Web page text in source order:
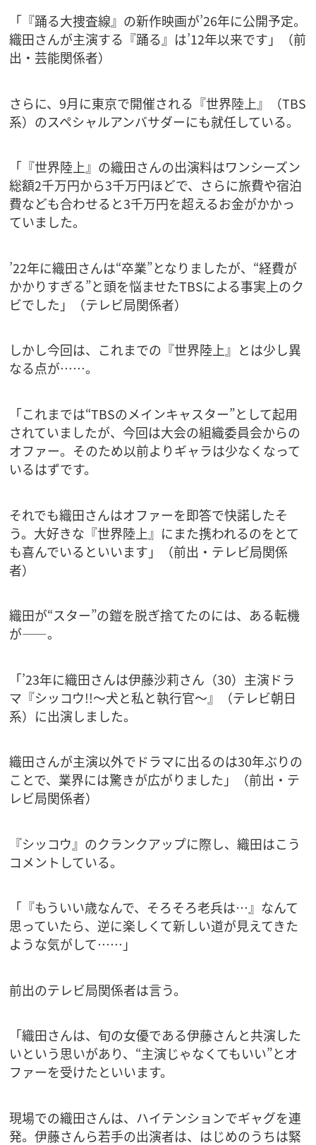
「『踊る大捜査線』の新作映画が’26年に公開予定。
織田さんが主演する『踊る』は’12年以来です」（前
出・芸能関係者）
さらに、9月に東京で開催される『世界陸上』（TBS
系）のスペシャルアンバサダーにも就任している。
「『世界陸上』の織田さんの出演料はワンシーズン
総額2千万円から3千万円ほどで、さらに旅費や宿泊
費なども合わせると3千万円を超えるお金がかかっ
ていました。
’22年に織田さんは“卒業”となりましたが、“経費が
かかりすぎる”と頭を悩ませたTBSによる事実上のク
ビでした」（テレビ局関係者）
しかし今回は、これまでの『世界陸上』とは少し異
なる点が……。
「これまでは“TBSのメインキャスター”として起用
されていましたが、今回は大会の組織委員会からの
オファー。そのため以前よりギャラは少なくなって
いるはずです。
それでも織田さんはオファーを即答で快諾したそ
う。大好きな『世界陸上』にまた携われるのをとて
も喜んでいるといいます」（前出・テレビ局関係
者）
織田が“スター”の鎧を脱ぎ捨てたのには、ある転機
が――。
「’23年に織田さんは伊藤沙莉さん（30）主演ドラ
マ『シッコウ!!～犬と私と執行官～』（テレビ朝日
系）に出演しました。
織田さんが主演以外でドラマに出るのは30年ぶりの
ことで、業界には驚きが広がりました」（前出・テ
レビ局関係者）
『シッコウ』のクランクアップに際し、織田はこう
コメントしている。
「『もういい歳なんで、そろそろ老兵は…』なんて
思っていたら、逆に楽しくて新しい道が見えてきた
ような気がして……」
前出のテレビ局関係者は言う。
「織田さんは、旬の女優である伊藤さんと共演した
いという思いがあり、“主演じゃなくてもいい”とオ
ファーを受けたといいます。
現場での織田さんは、ハイテンションでギャグを連
発。伊藤さんら若手の出演者は、はじめのうちは緊